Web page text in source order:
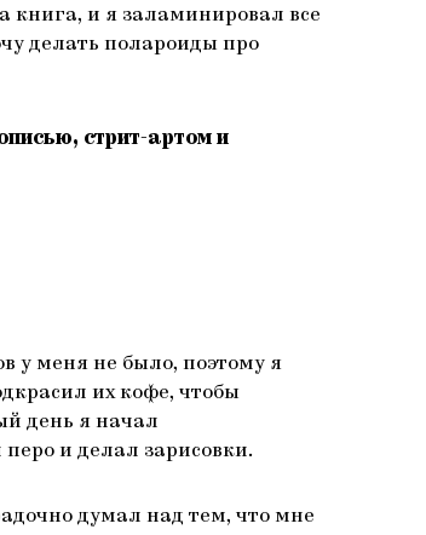
книга, и я заламинировал все
делать полароиды про
стрит-артом и
у меня не было, поэтому я
их кофе, чтобы
день я начал
и делал зарисовки.
думал над тем, что мне